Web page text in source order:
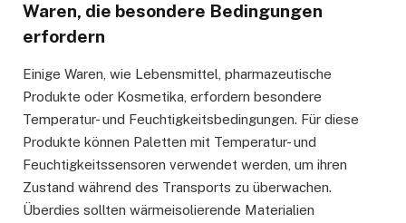
Waren, die besondere Bedingungen
erfordern
Einige Waren, wie Lebensmittel, pharmazeutische
Produkte oder Kosmetika, erfordern besondere
Temperatur- und Feuchtigkeitsbedingungen. Für diese
Produkte können Paletten mit Temperatur- und
Feuchtigkeitssensoren verwendet werden, um ihren
Zustand während des Transports zu überwachen.
Überdies sollten wärmeisolierende Materialien